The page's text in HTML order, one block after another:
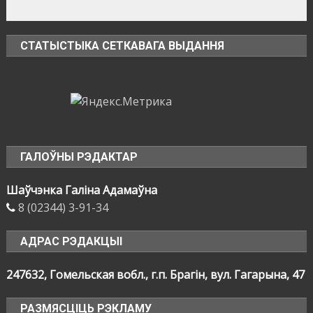
СТАТЫСТЫКА СЕТКАВАГА ВЫДАННЯ
ГАЛОЎНЫ РЭДАКТАР
Шаўчэнка Галіна Адамаўна
8 (02344) 3-91-34
АДРАС РЭДАКЦЫІ
247632, Гомельская вобл., г.п. Брагін, вул. Гагарына, 47
РАЗМЯСЦІЦЬ РЭКЛАМУ